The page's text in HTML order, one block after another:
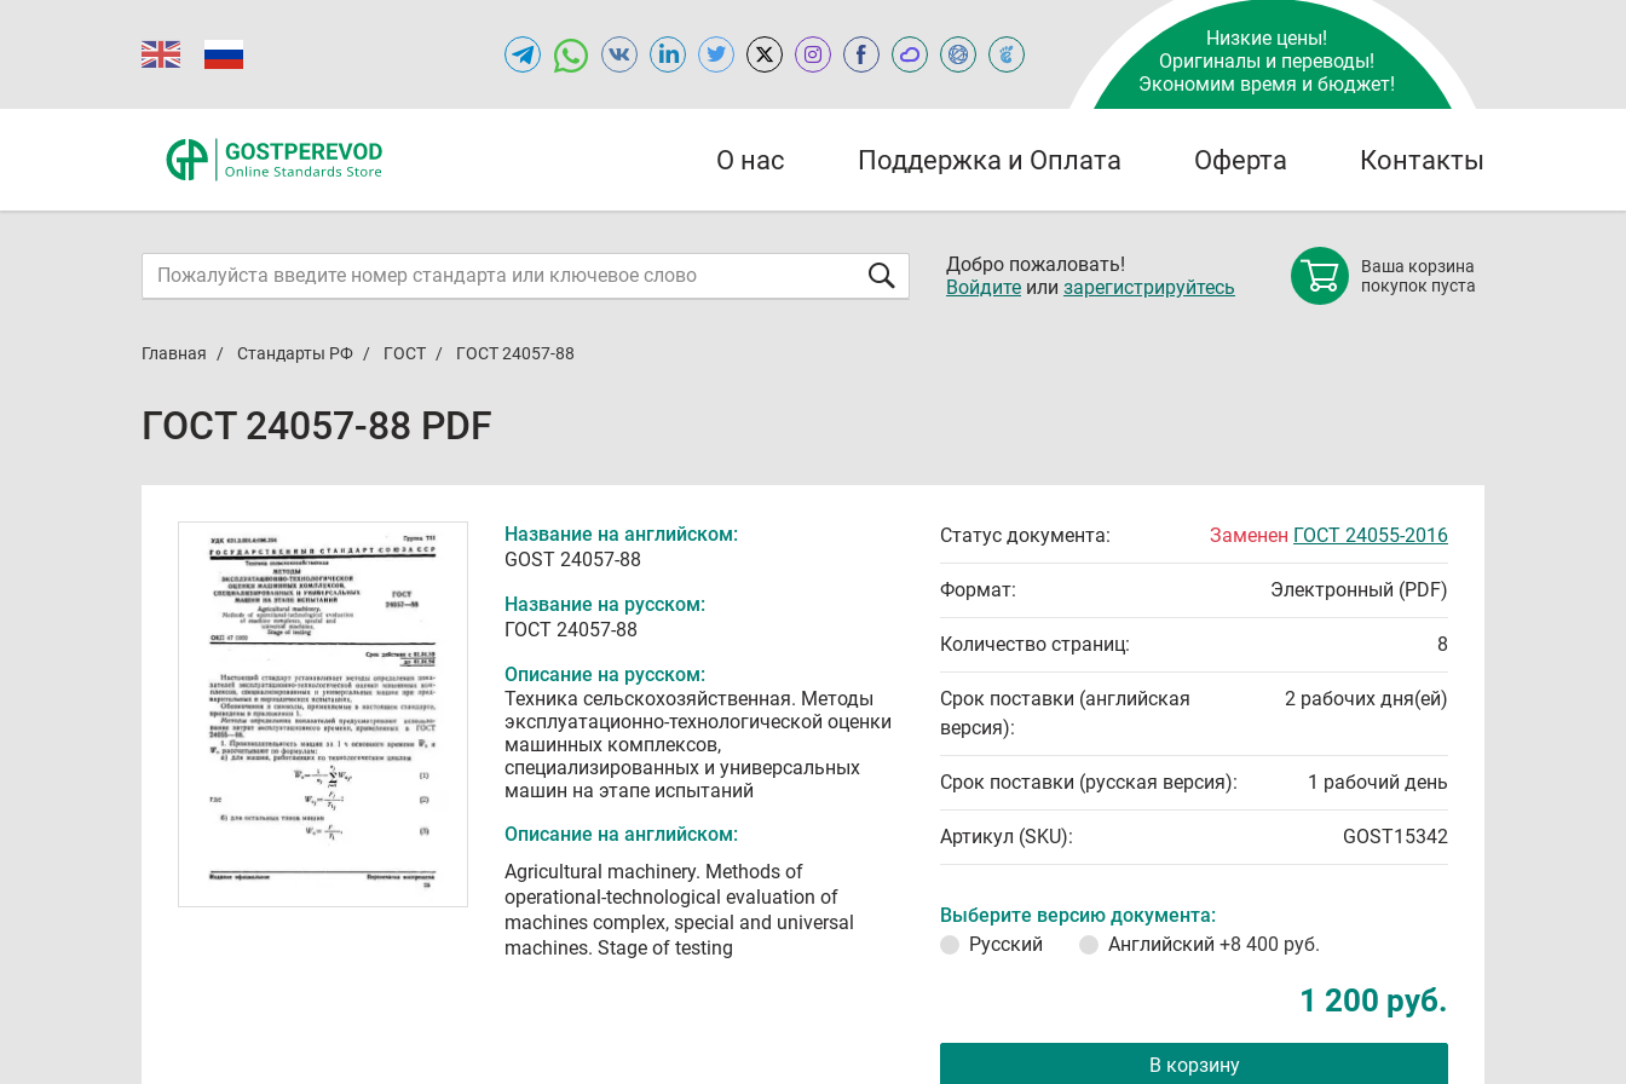
Низкие цены!
Оригиналы и переводы!
Экономим время и бюджет!
О нас Поддержка и Оплата Оферта Контакты
Добро пожаловать!
Войдите или зарегистрируйтесь
Ваша корзина
покупок пуста
Главная Стандарты РФ ГОСТ ГОСТ 24057-88
ГОСТ 24057-88 PDF
Название на английском:
GOST 24057-88
Название на русском:
ГОСТ 24057-88
Описание на русском:
Техника сельскохозяйственная. Методы
эксплуатационно-технологической оценки
машинных комплексов,
специализированных и универсальных
машин на этапе испытаний
Описание на английском:
Agricultural machinery. Methods of
operational-technological evaluation of
machines complex, special and universal
machines. Stage of testing
Статус документа: Заменен ГОСТ 24055-2016
Формат: Электронный (PDF)
Количество страниц: 8
Срок поставки (английская
версия):
2 рабочих дня(ей)
Срок поставки (русская версия): 1 рабочий день
Артикул (SKU): GOST15342
Выберите версию документа:
Русский
Английский +8 400 руб.
1 200 руб.
В корзину